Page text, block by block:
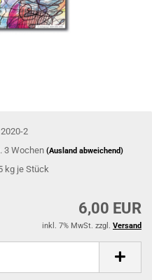
2
3 Wochen(Ausland abweichend)
kg je Stück
6,00 EUR
inkl. 7% MwSt. zzgl. Versand